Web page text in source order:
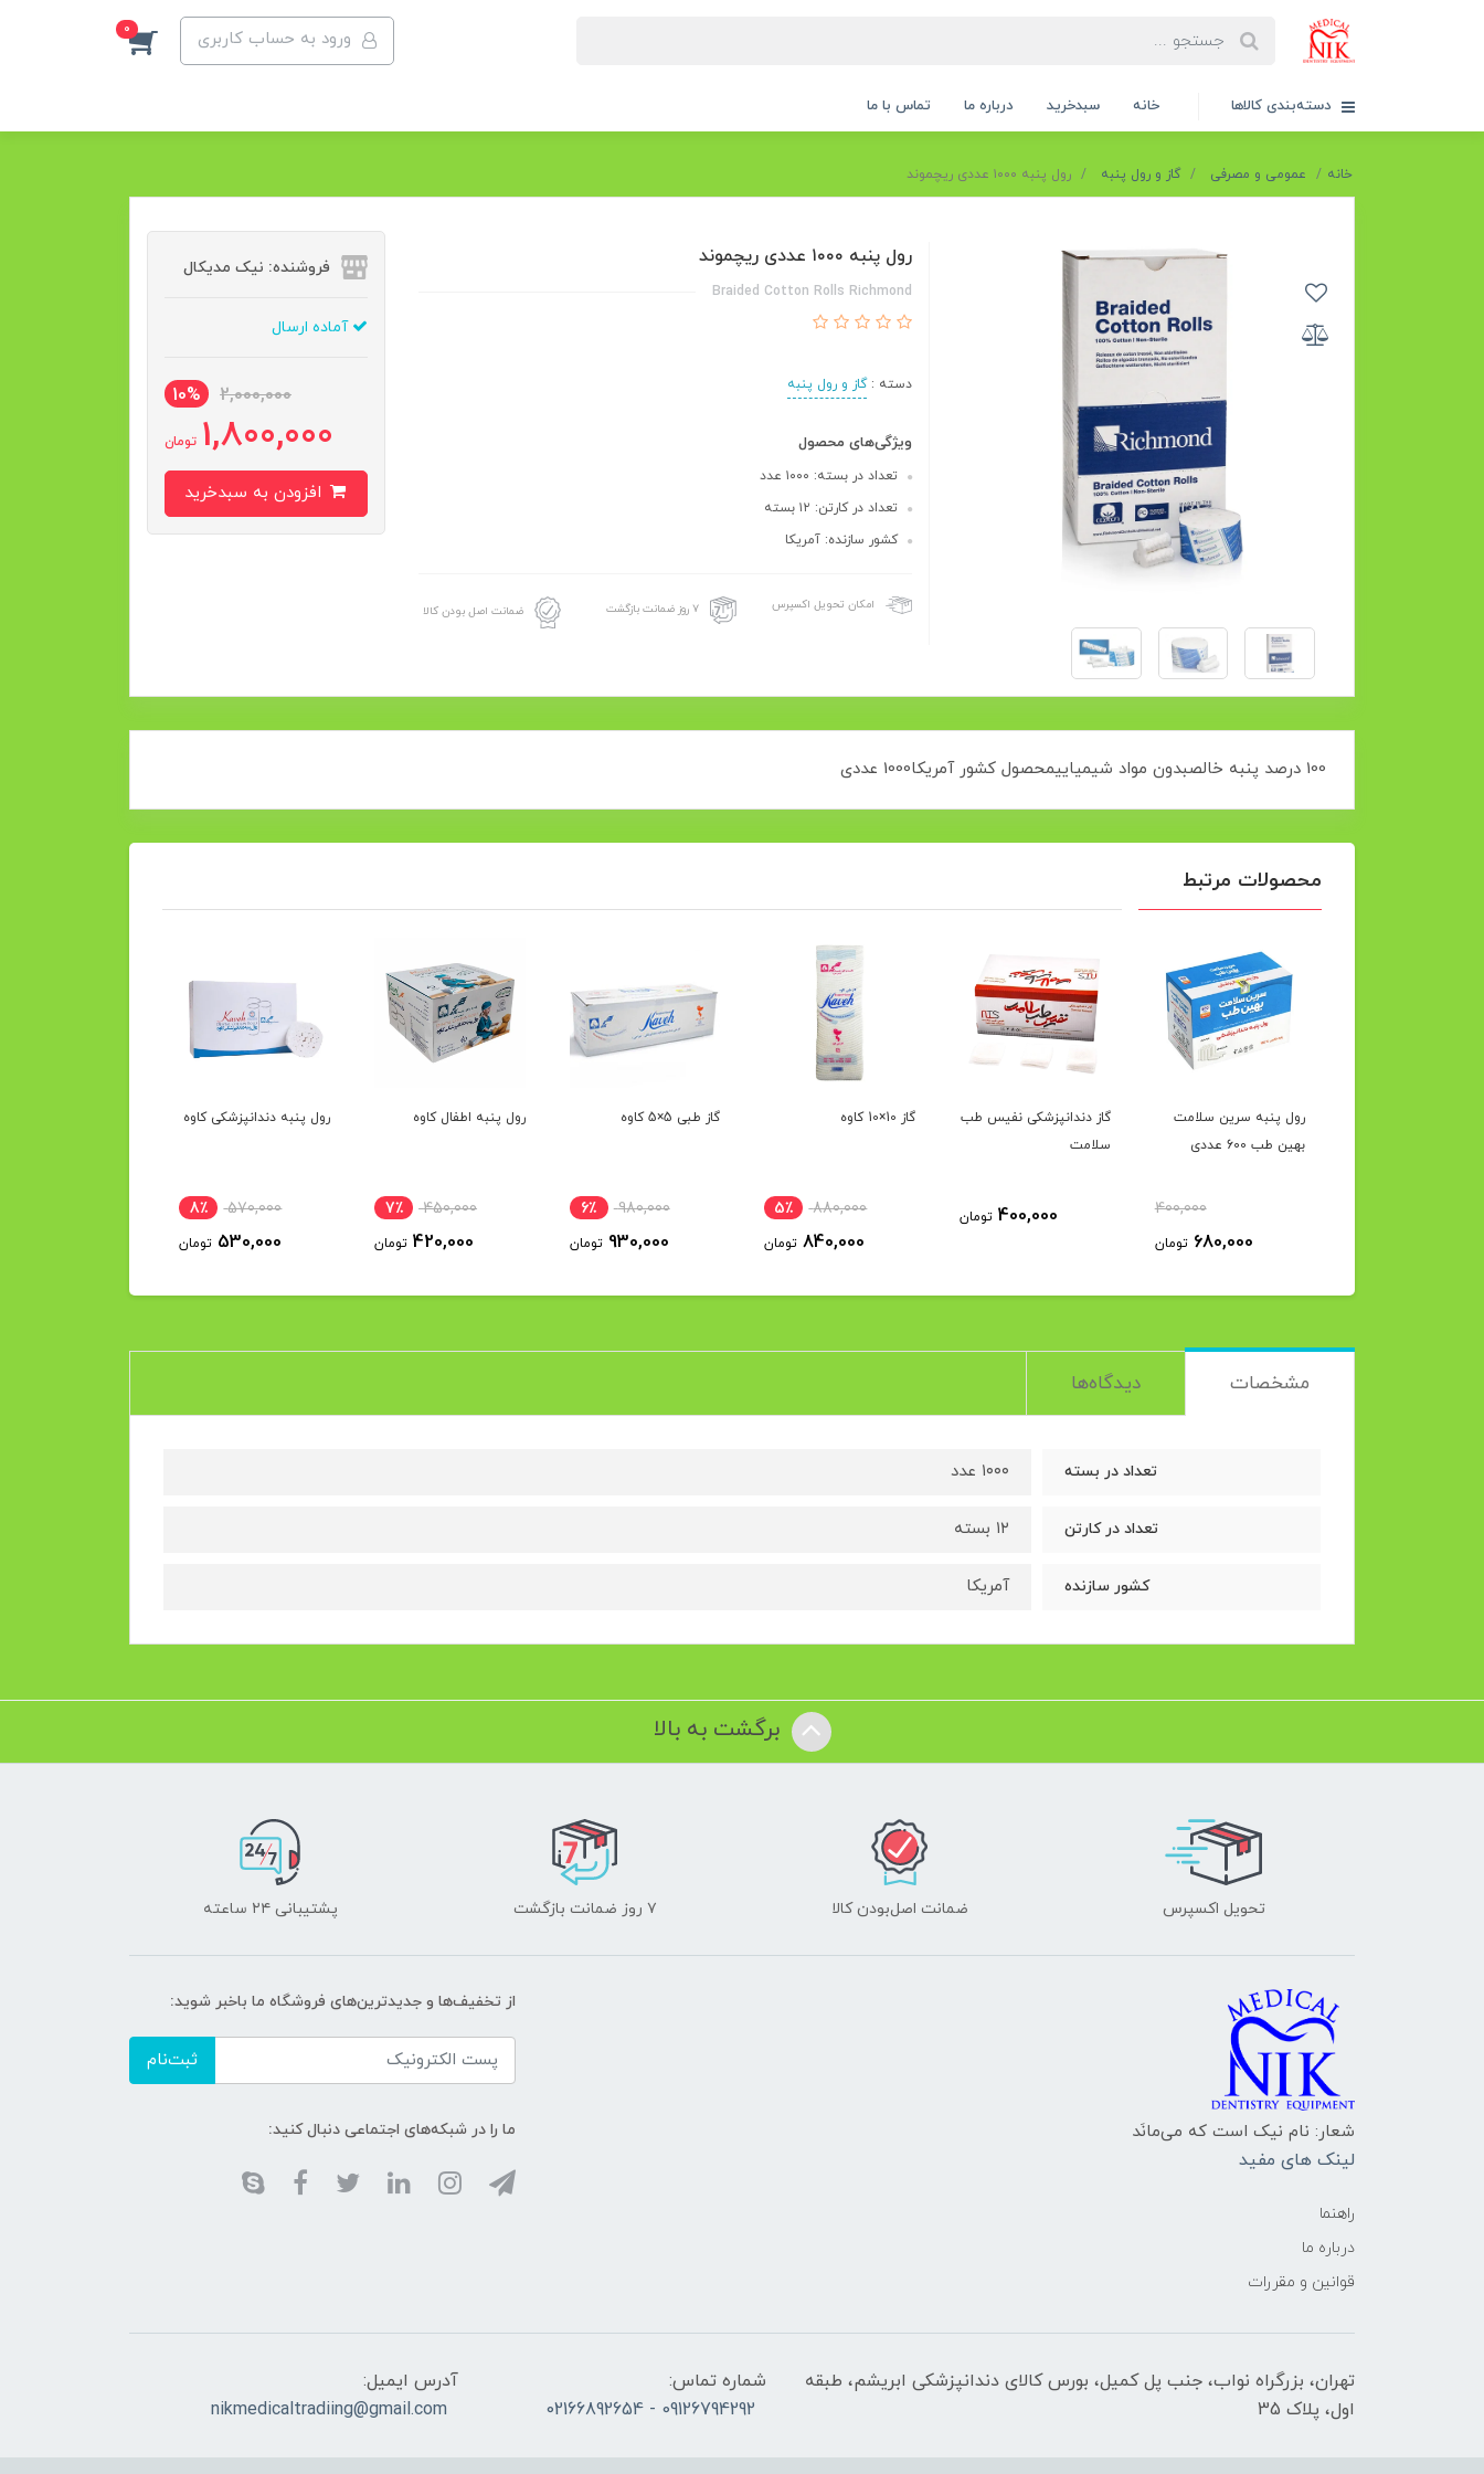
ورود به حساب کاربری 0
دسته‌بندی کالاها خانه سبدخرید درباره ما تماس با ما
خانه عمومی و مصرفی گاز و رول پنبه رول پنبه ۱۰۰۰ عددی ریچموند
رول پنبه ۱۰۰۰ عددی ریچموند
Braided Cotton Rolls Richmond
دسته :گاز و رول پنبه
ویژگی‌های محصول
تعداد در بسته: ۱۰۰۰ عدد
تعداد در کارتن: ۱۲ بسته
کشور سازنده: آمریکا
امکان تحویل اکسپرس ۷ روز ضمانت بازگشت ضمانت اصل بودن کالا
فروشنده: نیک مدیکال
آماده ارسال
2,000,000
10%
1,800,000 تومان
100 درصد پنبه خالصبدون مواد شیمیاییمحصول کشور آمریکا1000 عددی
محصولات مرتبط
رول پنبه سرین سلامت
بهین طب 600 عددی
400,000
680,000 تومان
گاز دندانپزشکی نفیس طب
سلامت
400,000 تومان
گاز 10×10 کاوه
880,000 5٪
840,000 تومان
گاز طبی 5×5 کاوه
980,000 6٪
930,000 تومان
رول پنبه اطفال کاوه
450,000 7٪
420,000 تومان
رول پنبه دندانپزشکی کاوه
570,000 8٪
530,000 تومان
مشخصات دیدگاه‌ها
تعداد در بسته ۱۰۰۰ عدد
تعداد در کارتن ۱۲ بسته
کشور سازنده آمریکا
برگشت به بالا
تحویل اکسپرس ضمانت اصل‌بودن کالا ۷ روز ضمانت بازگشت پشتیبانی ۲۴ ساعته
شعار: نام نیک است که می‌مانَد
لینک های مفید
راهنما
درباره ما
قوانین و مقررات
از تخفیف‌ها و جدیدترین‌های فروشگاه ما باخبر شوید:
ثبت‌نام
ما را در شبکه‌های اجتماعی دنبال کنید:
تهران، بزرگراه نواب، جنب پل کمیل، بورس کالای دندانپزشکی ابریشم، طبقه
اول، پلاک 35
شماره تماس:
09126794292 - 02166892654
آدرس ایمیل:
nikmedicaltradiing@gmail.com